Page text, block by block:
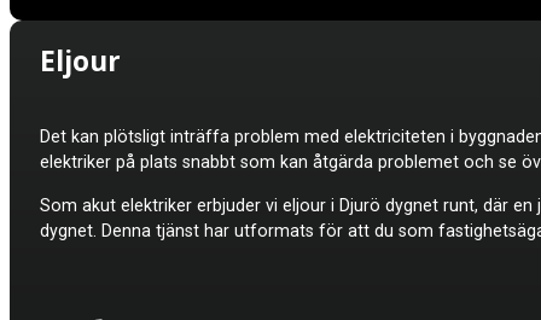
Eljour
Det kan plötsligt inträffa problem med elektriciteten i
elektriker på plats snabbt som kan åtgärda problemet och se
Som akut elektriker erbjuder vi eljouri Djurö dygnet runt, där en
dygnet. Denna tjänst har utformats för att du som